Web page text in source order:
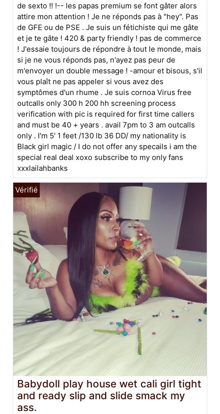
de sexto !! !-- les papas premium se font gâter alors
attire mon attention ! Je ne réponds pas à "hey". Pas
de GFE ou de PSE . Je suis un fétichiste qui me gâte
et je te gâte ! 420 & party friendly ! pas de commerce
! J'essaie toujours de répondre à tout le monde, mais
si je ne vous réponds pas, n'ayez pas peur de
m'envoyer un double message ! -amour et bisous, s'il
vous plaît ne pas appeler si vous avez des
symptômes d'un rhume . Je suis cornoa Virus free
outcalls only 300 h 200 hh screening process
verification with pic is required for first time callers
and must be 40 + years . avail 7pm to 3 am outcalls
only . I'm 5' 1 feet /130 lb 36 DD/ my nationality is
Black girl magic / I do not offer any specails i am the
special real deal xoxo subscribe to my only fans
xxxlailahbanks
Babydoll play house wet cali girl tight
and ready slip and slide smack my
ass.